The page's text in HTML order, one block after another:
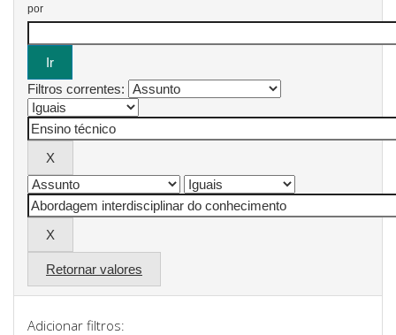
por
Filtros correntes:
Retornar valores
Adicionar filtros: